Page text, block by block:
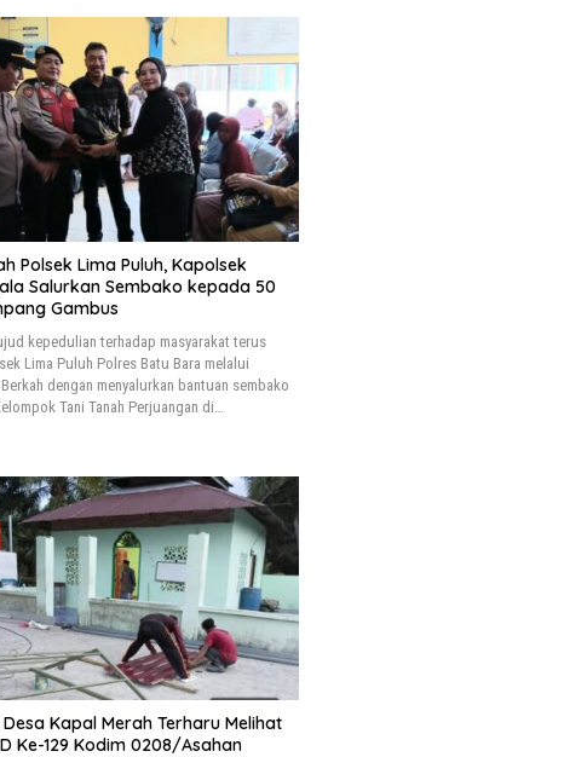
Polsek Lima Puluh, Kapolsek
Salurkan Sembako kepada 50
Gambus
kepedulian terhadap masyarakat terus
Lima Puluh Polres Batu Bara melalui
dengan menyalurkan bantuan sembako
Tani Tanah Perjuangan di…
Kapal Merah Terharu Melihat
Ke-129 Kodim 0208/Asahan